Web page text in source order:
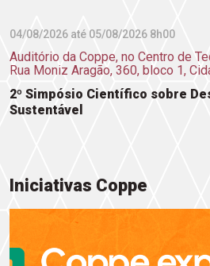
04/08/2026 até 05/08/2026 8h00
Auditório da Coppe, no Centro de
Rua Moniz Aragão, 360, bloco 1,
2º Simpósio Científico sobre
Sustentável
Iniciativas Coppe